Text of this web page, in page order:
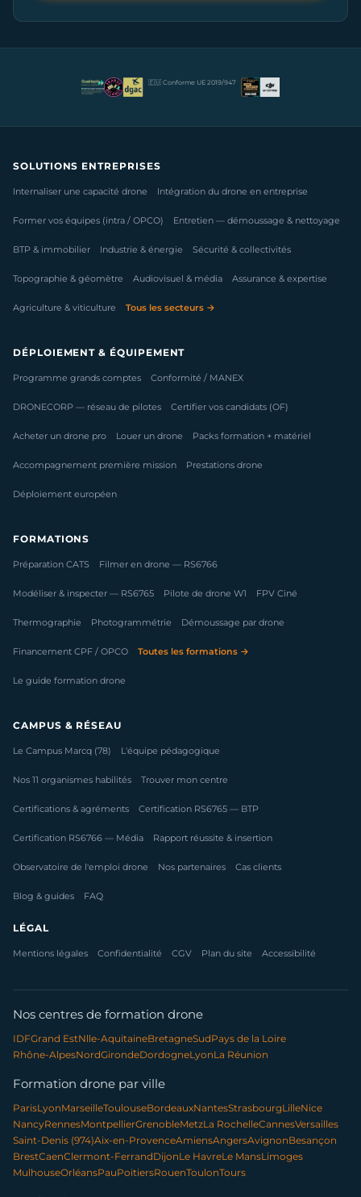
🇪🇺 Conforme UE 2019/947
SOLUTIONS ENTREPRISES
Internaliser une capacité drone Intégration du drone en entreprise
Former vos équipes (intra / OPCO) Entretien — démoussage & nettoyage
BTP & immobilier Industrie & énergie Sécurité & collectivités
Topographie & géomètre Audiovisuel & média Assurance & expertise
Agriculture & viticulture Tous les secteurs →
DÉPLOIEMENT & ÉQUIPEMENT
Programme grands comptes Conformité / MANEX
DRONECORP — réseau de pilotes Certifier vos candidats (OF)
Acheter un drone pro Louer un drone Packs formation + matériel
Accompagnement première mission Prestations drone
Déploiement européen
FORMATIONS
Préparation CATS Filmer en drone — RS6766
Modéliser & inspecter — RS6765 Pilote de drone W1 FPV Ciné
Thermographie Photogrammétrie Démoussage par drone
Financement CPF / OPCO Toutes les formations →
Le guide formation drone
CAMPUS & RÉSEAU
Le Campus Marcq (78) L'équipe pédagogique
Nos 11 organismes habilités Trouver mon centre
Certifications & agréments Certification RS6765 — BTP
Certification RS6766 — Média Rapport réussite & insertion
Observatoire de l'emploi drone Nos partenaires Cas clients
Blog & guides FAQ
LÉGAL
Mentions légales Confidentialité CGV Plan du site Accessibilité
Nos centres de formation drone
IDFGrand EstNlle-AquitaineBretagneSudPays de la Loire
Rhône-AlpesNordGirondeDordogneLyonLa Réunion
Formation drone par ville
ParisLyonMarseilleToulouseBordeauxNantesStrasbourgLilleNice
NancyRennesMontpellierGrenobleMetzLa RochelleCannesVersailles
Saint-Denis (974)Aix-en-ProvenceAmiensAngersAvignonBesançon
BrestCaenClermont-FerrandDijonLe HavreLe MansLimoges
MulhouseOrléansPauPoitiersRouenToulonTours